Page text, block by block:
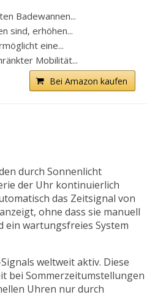
Badewannen...
sind, erhöhen...
eine...
Mobilität...
Bei Amazon kaufen
durch Sonnenlicht
der Uhr kontinuierlich
das Zeitsignal von
ohne dass sie manuell
ein wartungsfreies System
weltweit aktiv. Diese
bei Sommerzeitumstellungen
Uhren nur durch